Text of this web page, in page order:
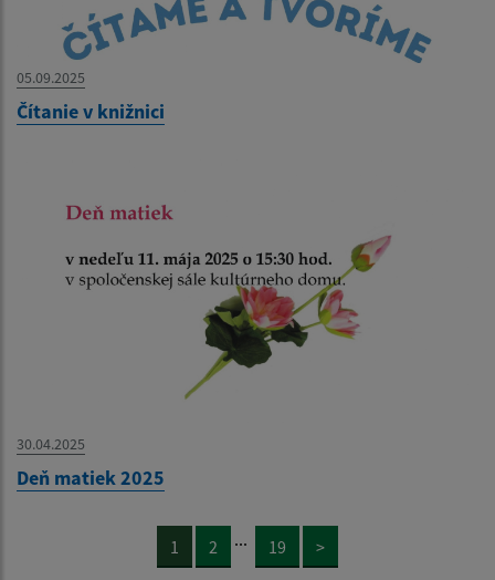
05.09.2025
Čítanie v knižnici
30.04.2025
Deň matiek 2025
1 2 ... 19 >